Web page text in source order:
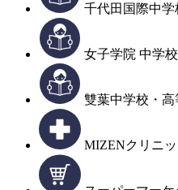
千代田国際中学
女子学院 中学校
雙葉中学校・高
MIZENクリニッ